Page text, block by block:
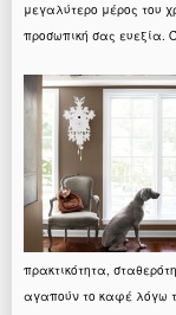
μεγαλύτερο μέρος του
προσωπική σας ευεξία.
πρακτικότητα,
αγαπούν το καφέ λόγω